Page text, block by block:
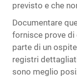
previsto e che
Documentare
fornisce prove di
parte di un
registri
sono meglio